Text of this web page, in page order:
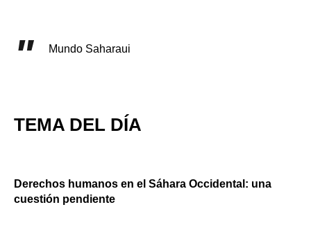
Mundo Saharaui
TEMA DEL DÍA
Derechos humanos en el Sáhara Occidental: una
cuestión pendiente